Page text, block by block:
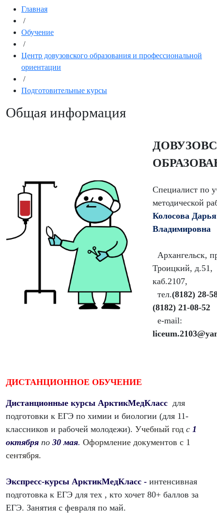
Главная
/
Обучение
/
Центр довузовского образования и профессиональной
ориентации
/
Подготовительные курсы
Общая информация
Специалист по
методической
Колосова Дарья
Владимировна
Архангельск,
Троицкий, д.51,
каб.2107,
тел.(8182) 28-
(8182) 21-08-52
e-mail:
ДИСТАНЦИОННОЕ ОБУЧЕНИЕ
Дистанционные курсы АрктикМедКласс для
подготовки к ЕГЭ по химии и биологии (для 11-
классников и рабочей молодежи). Учебный год с 1
октября по 30 мая. Оформление документов с 1
сентября.
Экспресс-курсы АрктикМедКласс - интенсивная
подготовка к ЕГЭ для тех , кто хочет 80+ баллов за
ЕГЭ. Занятия с февраля по май.